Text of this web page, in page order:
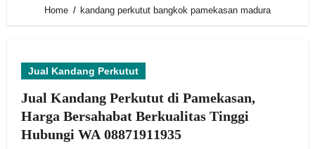
Home kandang perkutut bangkok pamekasan madura
Jual Kandang Perkutut
Jual Kandang Perkutut di Pamekasan,
Harga Bersahabat Berkualitas Tinggi
Hubungi WA 08871911935